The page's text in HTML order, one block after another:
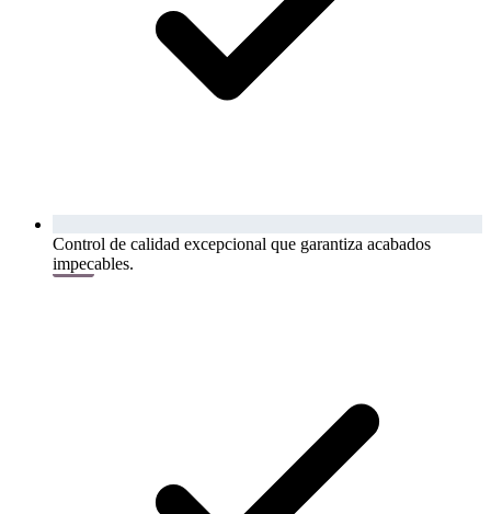
Control de calidad excepcional que garantiza acabados
impecables.